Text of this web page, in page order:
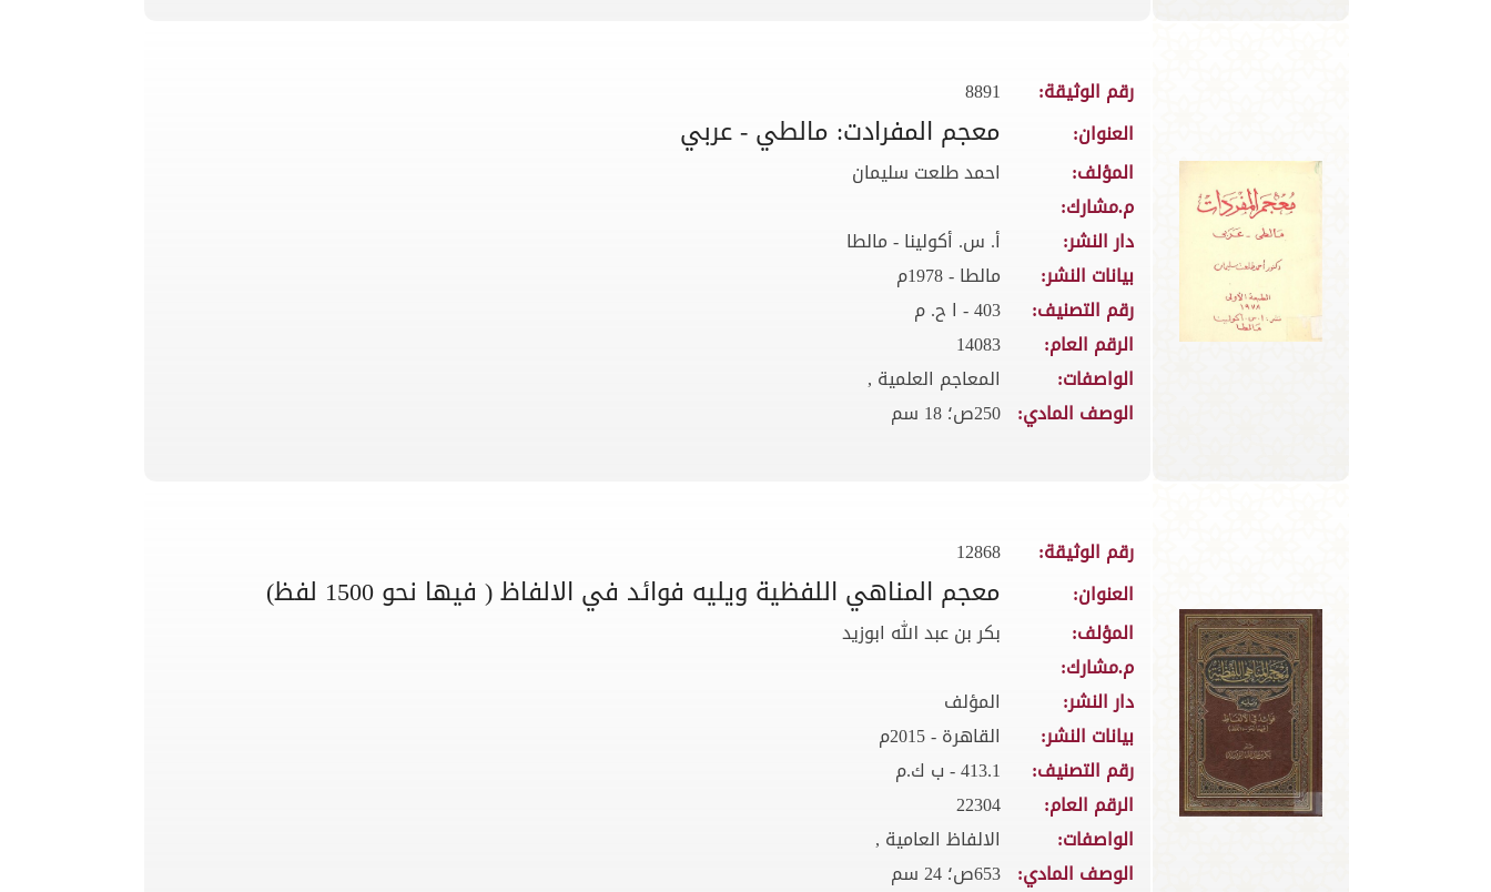
رقم الوثيقة:
8891
العنوان:
معجم المفرادت: مالطي - عربي
المؤلف:
احمد طلعت سليمان
م.مشارك:
دار النشر:
أ. س. أكولينا - مالطا
بيانات النشر:
مالطا - 1978م
رقم التصنيف:
403 - ا ح. م
الرقم العام:
14083
الواصفات:
المعاجم العلمية ,
الوصف المادي: 250ص؛ 18 سم
رقم الوثيقة:
12868
العنوان:
معجم المناهي اللفظية ويليه فوائد في الالفاظ ( فيها نحو 1500 لفظ)
المؤلف:
بكر بن عبد الله ابوزيد
م.مشارك:
دار النشر:
المؤلف
بيانات النشر:
القاهرة - 2015م
رقم التصنيف:
413.1 - ب ك.م
الرقم العام:
22304
الواصفات:
الالفاظ العامية ,
الوصف المادي: 653ص؛ 24 سم